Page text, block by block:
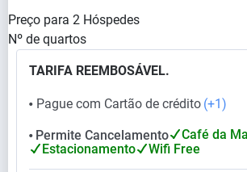
Preço para 2 Hóspedes
Nº de quartos
TARIFA REEMBOSÁVEL.
⬤ Pague com Cartão de crédito (+1)
⬤ Permite Cancelamento
Café da
Estacionamento
Wifi Free